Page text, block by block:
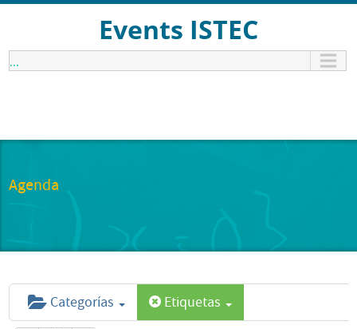
Events ISTEC
...
Agenda
Categorías Etiquetas
1:00 am
6:00 am